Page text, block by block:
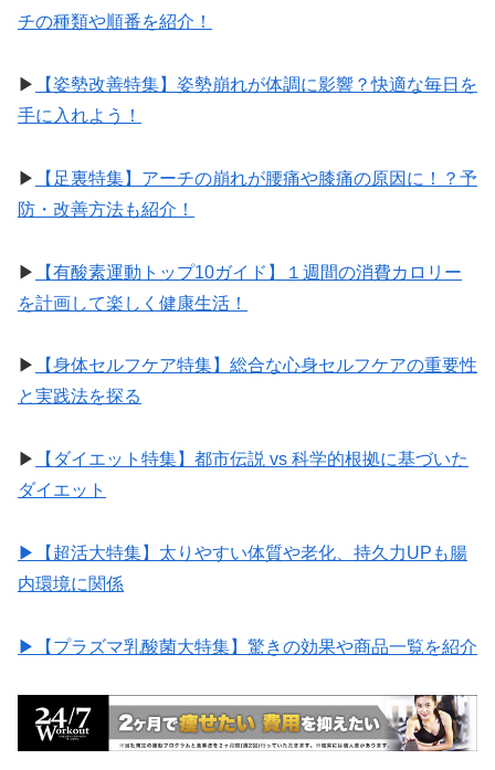
チの種類や順番を紹介！
▶︎
【姿勢改善特集】姿勢崩れが体調に影響？快適な毎日を
手に入れよう！
▶︎
【足裏特集】アーチの崩れが腰痛や膝痛の原因に！？予
防・改善方法も紹介！
▶︎
【有酸素運動トップ10ガイド】１週間の消費カロリー
を計画して楽しく健康生活！
▶︎
【身体セルフケア特集】総合な心身セルフケアの重要性
と実践法を探る
▶︎
【ダイエット特集】都市伝説 vs 科学的根拠に基づいた
ダイエット
▶︎【超活大特集】太りやすい体質や老化、持久力UPも腸
内環境に関係
▶︎【プラズマ乳酸菌大特集】驚きの効果や商品一覧を紹介